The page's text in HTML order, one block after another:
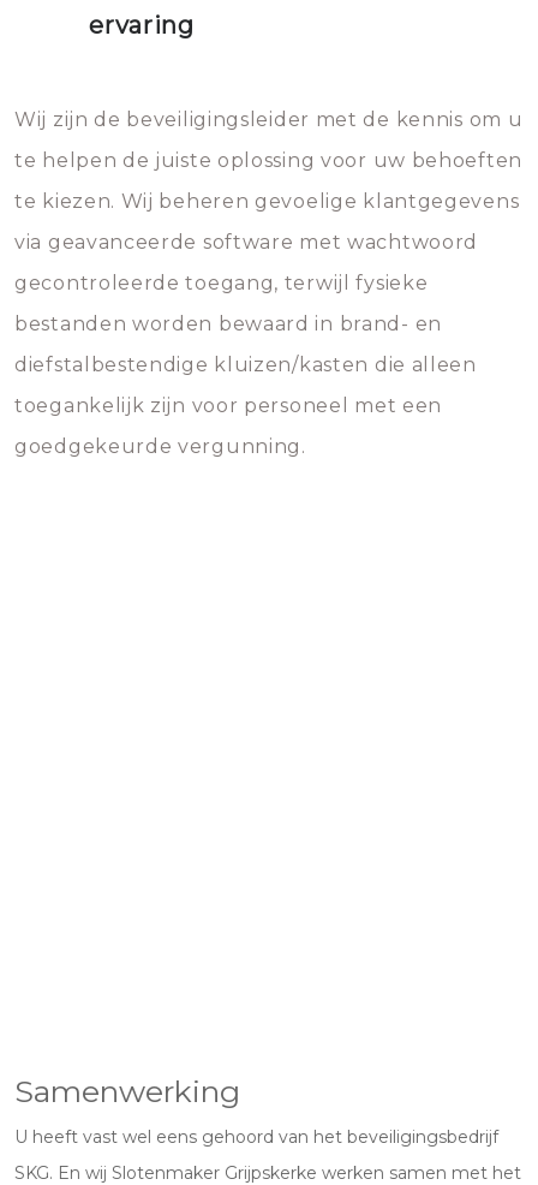
ervaring
Wij zijn de beveiligingsleider met de kennis om u
te helpen de juiste oplossing voor uw behoeften
te kiezen. Wij beheren gevoelige klantgegevens
via geavanceerde software met wachtwoord
gecontroleerde toegang, terwijl fysieke
bestanden worden bewaard in brand- en
diefstalbestendige kluizen/kasten die alleen
toegankelijk zijn voor personeel met een
goedgekeurde vergunning.
Samenwerking
U heeft vast wel eens gehoord van het beveiligingsbedrijf
SKG. En wij Slotenmaker Grijpskerke werken samen met het